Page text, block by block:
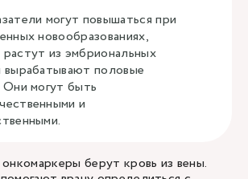
могут повышаться при
новообразованиях,
из эмбриональных
вырабатывают половые
Они могут быть
и
берут кровь из вены.